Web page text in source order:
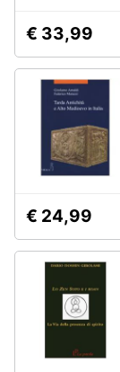
€ 33,99
€ 24,99